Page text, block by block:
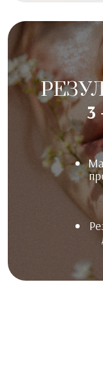
3